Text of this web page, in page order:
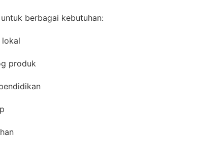
berbagai kebutuhan:
lokal
produk